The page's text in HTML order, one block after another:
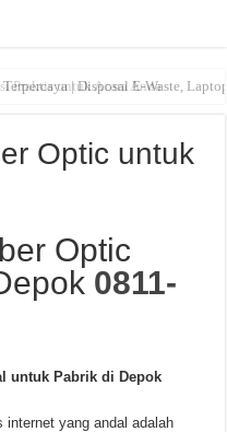
| Disposal E-Waste,
Praktis untuk Acara Anda
Optic untuk
Optic
0811-
untuk Pabrik di Depok
yang andal adalah